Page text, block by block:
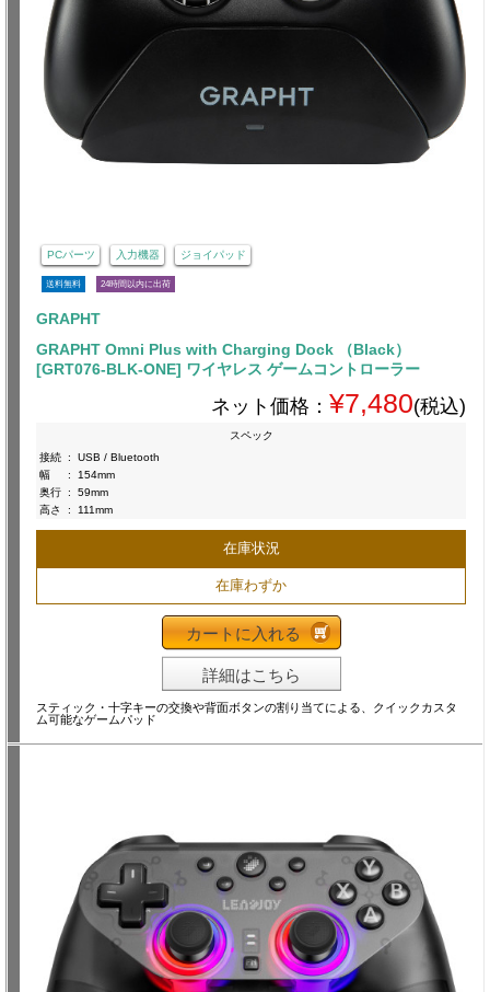
PCパーツ 入力機器 ジョイパッド
送料無料 24時間以内に出荷
GRAPHT
GRAPHT Omni Plus with Charging Dock （Black）
[GRT076-BLK-ONE] ワイヤレス ゲームコントローラー
ネット価格： ¥7,480(税込)
スペック
接続 :
USB / Bluetooth
幅
:
154mm
奥行 :
59mm
高さ
: 111mm
在庫状況
在庫わずか
カートに入れる
詳細はこちら
スティック・十字キーの交換や背面ボタンの割り当てによる、クイックカスタ
ム可能なゲームパッド